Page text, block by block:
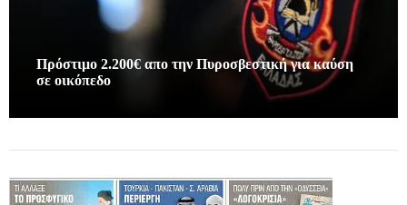
Πρόστιμο 2.200€ απο την Πυροσβεστική για καύση
σε οικόπεδο